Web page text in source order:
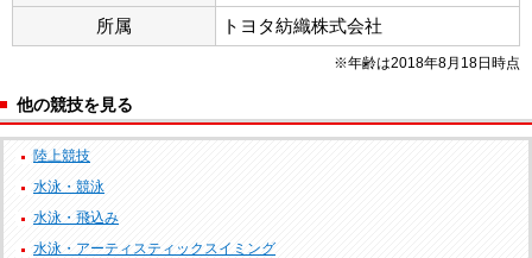
所属
トヨタ紡織株式会社
※年齢は2018年8月18日時点
他の競技を見る
陸上競技
水泳・競泳
水泳・飛込み
水泳・アーティスティックスイミング